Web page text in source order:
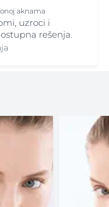
aknama
uzroci i
rešenja.